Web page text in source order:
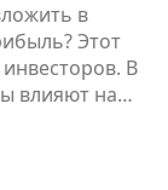
в
Этот
В
влияют на
капитал и
где найти
свои